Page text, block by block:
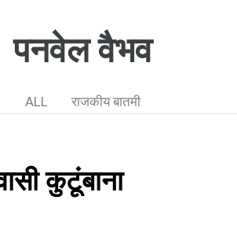
पनवेल वैभव
ALL राजकीय बातमी
कुटूंबाना